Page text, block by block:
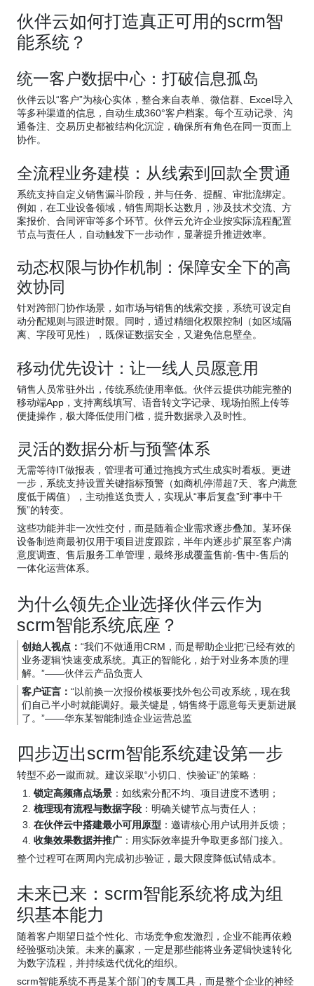
伙伴云如何打造真正可用的scrm智
能系统？
统一客户数据中心：打破信息孤岛
伙伴云以“客户”为核心实体，整合来自表单、微信群、Excel导入
等多种渠道的信息，自动生成360°客户档案。每个互动记录、沟
通备注、交易历史都被结构化沉淀，确保所有角色在同一页面上
协作。
全流程业务建模：从线索到回款全贯通
系统支持自定义销售漏斗阶段，并与任务、提醒、审批流绑定。
例如，在工业设备领域，销售周期长达数月，涉及技术交流、方
案报价、合同评审等多个环节。伙伴云允许企业按实际流程配置
节点与责任人，自动触发下一步动作，显著提升推进效率。
动态权限与协作机制：保障安全下的高
效协同
针对跨部门协作场景，如市场与销售的线索交接，系统可设定自
动分配规则与跟进时限。同时，通过精细化权限控制（如区域隔
离、字段可见性），既保证数据安全，又避免信息壁垒。
移动优先设计：让一线人员愿意用
销售人员常驻外出，传统系统使用率低。伙伴云提供功能完整的
移动端App，支持离线填写、语音转文字记录、现场拍照上传等
便捷操作，极大降低使用门槛，提升数据录入及时性。
灵活的数据分析与预警体系
无需等待IT做报表，管理者可通过拖拽方式生成实时看板。更进
一步，系统支持设置关键指标预警（如商机停滞超7天、客户满意
度低于阈值），主动推送负责人，实现从“事后复盘”到“事中干
预”的转变。
这些功能并非一次性交付，而是随着企业需求逐步叠加。某环保
设备制造商最初仅用于项目进度跟踪，半年内逐步扩展至客户满
意度调查、售后服务工单管理，最终形成覆盖售前-售中-售后的
一体化运营体系。
为什么领先企业选择伙伴云作为
scrm智能系统底座？
创始人视点： “我们不做通用CRM，而是帮助企业把‘已经有效的
业务逻辑’快速变成系统。真正的智能化，始于对业务本质的理
解。”——伙伴云产品负责人
客户证言： “以前换一次报价模板要找外包公司改系统，现在我
们自己半小时就能调好。最关键是，销售终于愿意每天更新进展
了。”——华东某智能制造企业运营总监
四步迈出scrm智能系统建设第一步
转型不必一蹴而就。建议采取“小切口、快验证”的策略：
锁定高频痛点场景 ：如线索分配不均、项目进度不透明；
梳理现有流程与数据字段 ：明确关键节点与责任人；
在伙伴云中搭建最小可用原型 ：邀请核心用户试用并反馈；
收集效果数据并推广 ：用实际效率提升争取更多部门接入。
整个过程可在两周内完成初步验证，最大限度降低试错成本。
未来已来：scrm智能系统将成为组
织基本能力
随着客户期望日益个性化、市场竞争愈发激烈，企业不能再依赖
经验驱动决策。未来的赢家，一定是那些能将业务逻辑快速转化
为数字流程，并持续迭代优化的组织。
scrm智能系统不再是某个部门的专属工具，而是整个企业的神经